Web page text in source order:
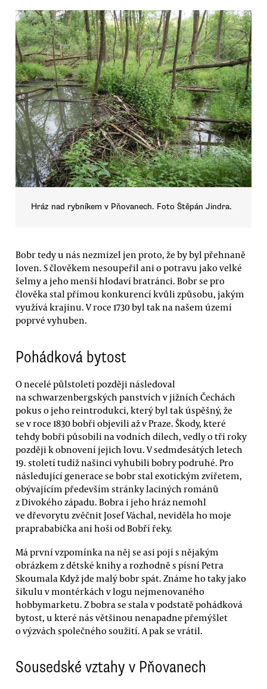
Hráz nad rybníkem v Pňovanech. Foto Štěpán Jindra.
Bobr tedy u nás nezmizel jen proto, že by byl přehnaně
loven. S člověkem nesoupeřil ani o potravu jako velké
šelmy a jeho menší hlodaví bratránci. Bobr se pro
člověka stal přímou konkurencí kvůli způsobu, jakým
využívá krajinu. V roce 1730 byl tak na našem území
poprvé vyhuben.
Pohádková bytost
O necelé půlstoletí později následoval
na schwarzenbergských panstvích v jižních Čechách
pokus o jeho reintrodukci, který byl tak úspěšný, že
se v roce 1830 bobři objevili až v Praze. Škody, které
tehdy bobři působili na vodních dílech, vedly o tři roky
později k obnovení jejich lovu. V sedmdesátých letech
19. století tudíž našinci vyhubili bobry podruhé. Pro
následující generace se bobr stal exotickým zvířetem,
obývajícím především stránky laciných románů
z Divokého západu. Bobra i jeho hráz nemohl
ve dřevorytu zvěčnit Josef Váchal, neviděla ho moje
praprababička ani hoši od Bobří řeky.
Má první vzpomínka na něj se asi pojí s nějakým
obrázkem z dětské knihy a rozhodně s písní Petra
Skoumala Když jde malý bobr spát. Známe ho taky jako
šikulu v montérkách v logu nejmenovaného
hobbymarketu. Z bobra se stala v podstatě pohádková
bytost, u které nás většinou nenapadne přemýšlet
o výzvách společného soužití. A pak se vrátil.
Sousedské vztahy v Pňovanech